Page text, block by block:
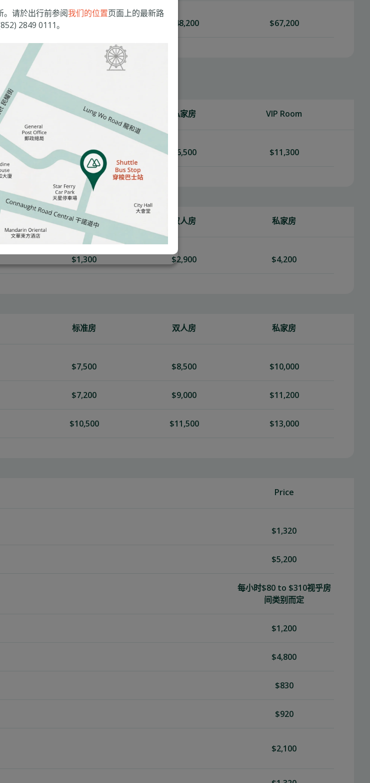
$48,200 $67,200
询所有相关医生费用。）
双人房 私家房 VIP Room
$4,300 $6,500 $11,300
标准房 双人房 私家房
$1,300 $2,900 $4,200
标准房 双人房 私家房
$7,500 $8,500 $10,000
$7,200 $9,000 $11,200
$10,500 $11,500 $13,000
Price
$1,320
$5,200
每小时$80 to $310视乎房
间类别而定
$1,200
$4,800
$830
$920
$2,100
。请於出行前参阅我们的位置页面上的最新路
2849 0111。